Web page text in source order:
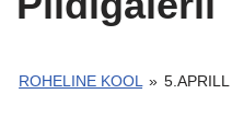
ROHELINE KOOL »